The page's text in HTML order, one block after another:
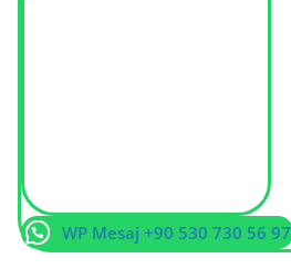
WP Mesaj +90 530 730 56 97